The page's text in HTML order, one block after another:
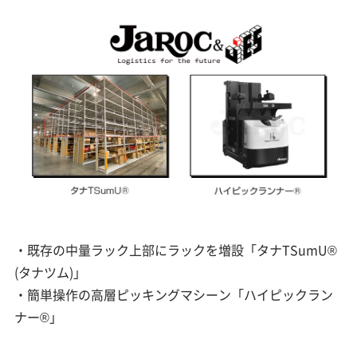
・既存の中量ラック上部にラックを増設「タナTSumU®
(タナツム)」
・簡単操作の高層ピッキングマシーン「ハイピックラン
ナー®」